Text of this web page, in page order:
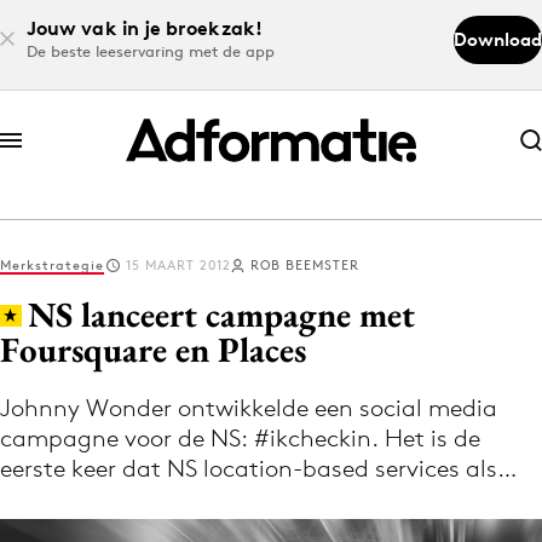
Jouw vak in je broekzak!
De beste leeservaring met de app
Download
Abonneer nu
Abonneer nu
Log in
Volg het laatste nieuws via de Adformatie
Nieuws app
Merkstrategie 15 MAART 2012 ROB BEEMSTER
NS lanceert campagne met
Foursquare en Places
Johnny Wonder ontwikkelde een social media
campagne voor de NS: #ikcheckin. Het is de
eerste keer dat NS location-based services als…